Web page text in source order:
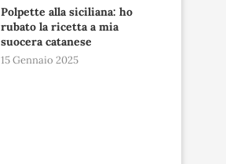
Polpette alla siciliana: ho
rubato la ricetta a mia
suocera catanese
15 Gennaio 2025